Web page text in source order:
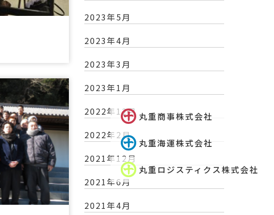
丸重商事株式会社
丸重海運株式会社
丸重ロジスティクス株式会社
2023年5月
2023年4月
2023年3月
2023年1月
2022年12月
2022年2月
2021年12月
2021年6月
2021年4月